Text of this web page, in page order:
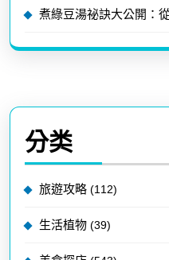
煮綠豆湯祕訣大公開：
分类
旅遊攻略 (112)
生活植物 (39)